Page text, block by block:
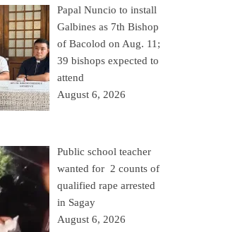
Papal Nuncio to install
Galbines as 7th Bishop
of Bacolod on Aug. 11;
39 bishops expected to
attend
August 6, 2026
Public school teacher
wanted for 2 counts of
qualified rape arrested
in Sagay
August 6, 2026